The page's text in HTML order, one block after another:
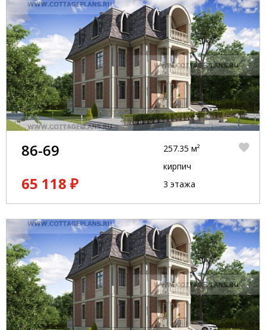
86-69
65 118 ₽
257.35 м²
кирпич
3 этажа